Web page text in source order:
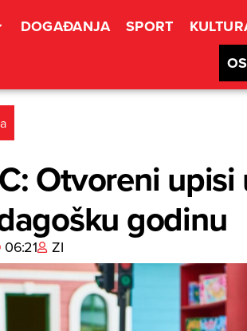
DOGAĐANJA SPORT
Otvoreni
godinu
06:21 ZI